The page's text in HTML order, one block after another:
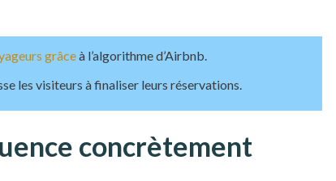
grâceà l’algorithme d’Airbnb.
les visiteurs à finaliser leurs réservations.
concrètement